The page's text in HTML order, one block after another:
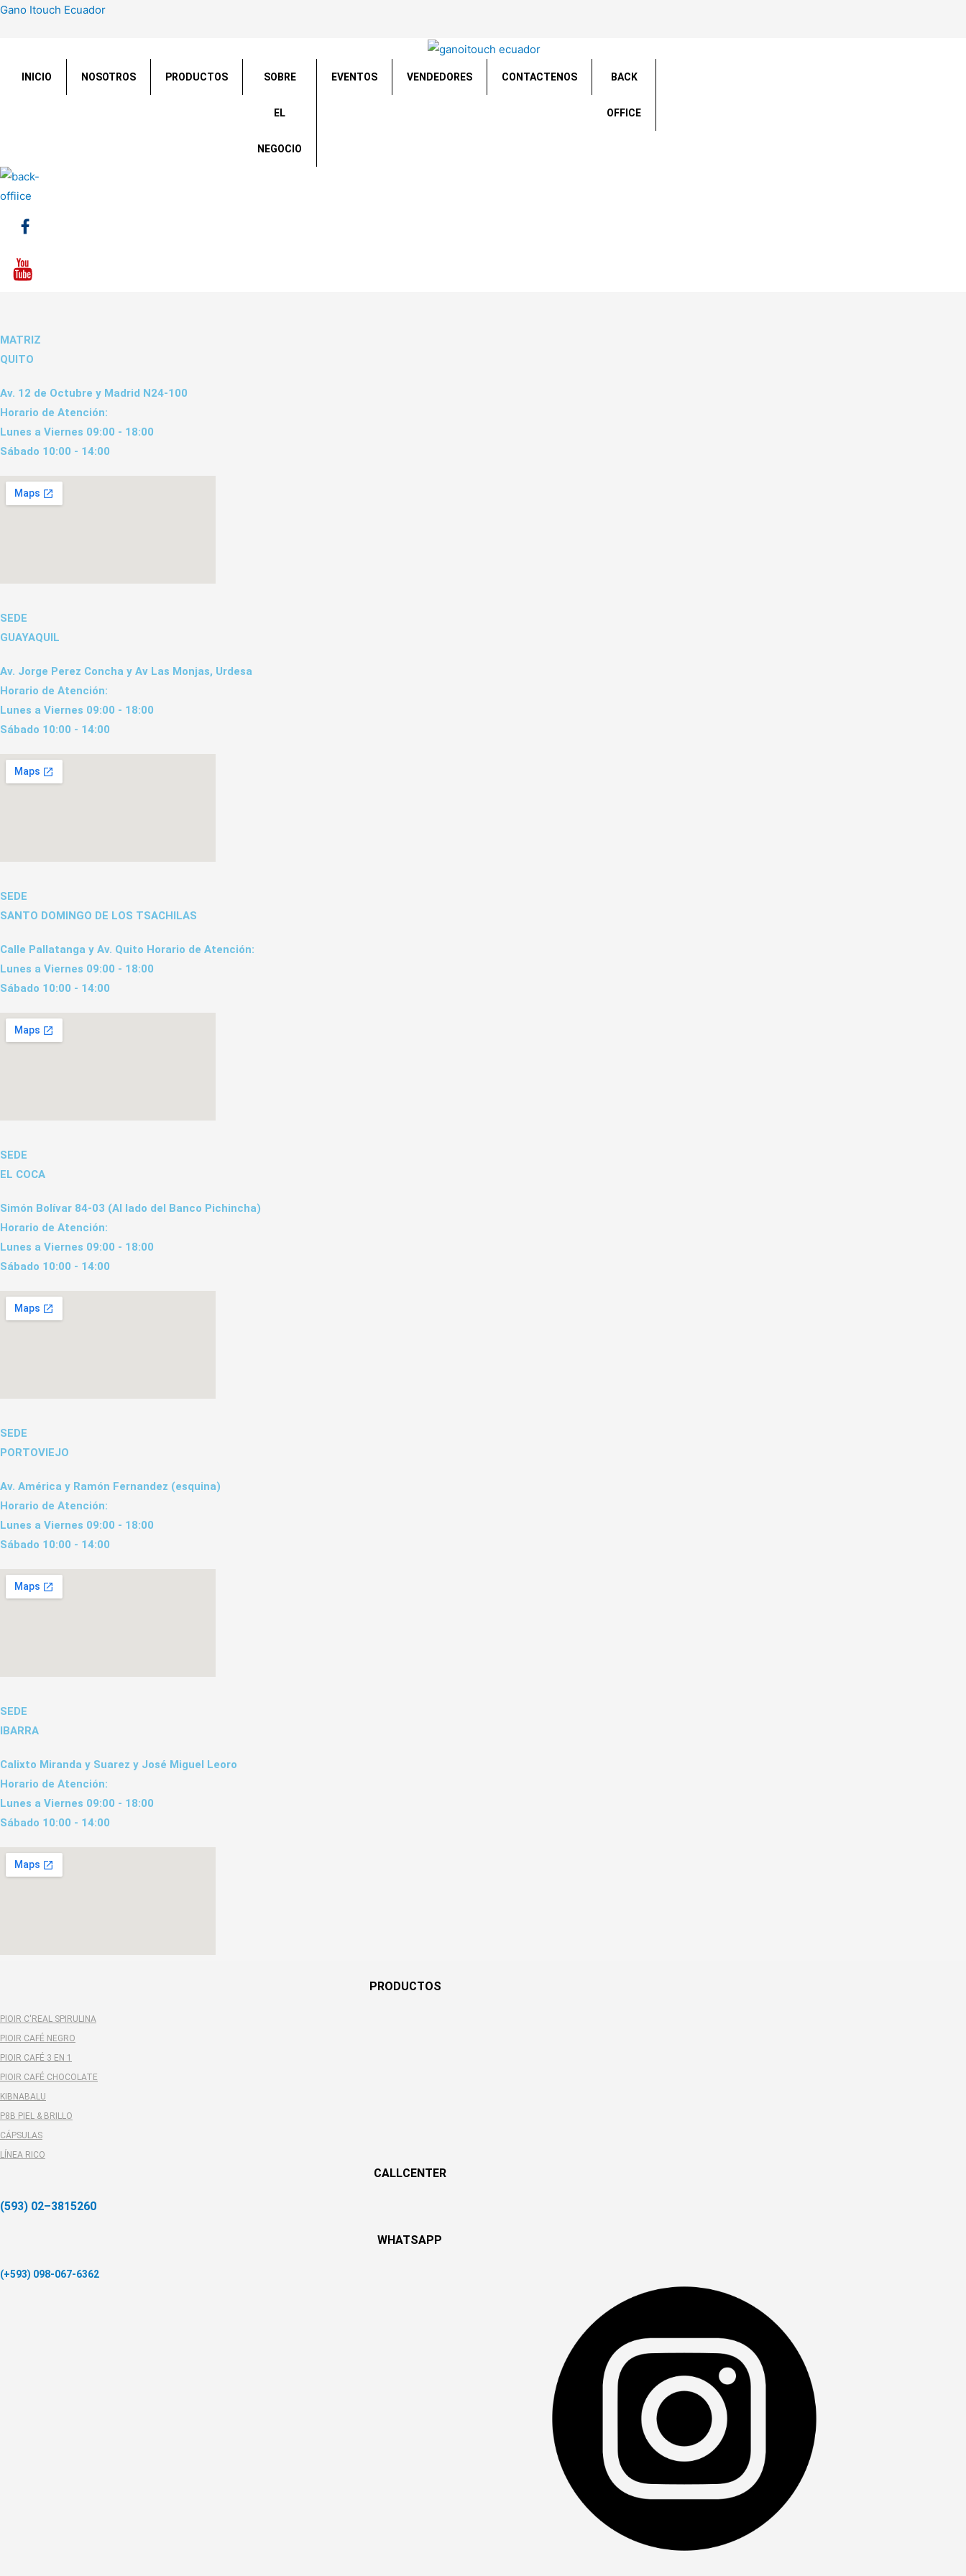
Gano Itouch Ecuador
INICIO NOSOTROS PRODUCTOS SOBRE
EL
NEGOCIO
EVENTOS VENDEDORES CONTACTENOS BACK
OFFICE
MATRIZ
QUITO
Av. 12 de Octubre y Madrid N24-100
Horario de Atención:
Lunes a Viernes 09:00 - 18:00
Sábado 10:00 - 14:00
SEDE
GUAYAQUIL
Av. Jorge Perez Concha y Av Las Monjas, Urdesa
Horario de Atención:
Lunes a Viernes 09:00 - 18:00
Sábado 10:00 - 14:00
SEDE
SANTO DOMINGO DE LOS TSACHILAS
Calle Pallatanga y Av. Quito Horario de Atención:
Lunes a Viernes 09:00 - 18:00
Sábado 10:00 - 14:00
SEDE
EL COCA
Simón Bolívar 84-03 (Al lado del Banco Pichincha)
Horario de Atención:
Lunes a Viernes 09:00 - 18:00
Sábado 10:00 - 14:00
SEDE
PORTOVIEJO
Av. América y Ramón Fernandez (esquina)
Horario de Atención:
Lunes a Viernes 09:00 - 18:00
Sábado 10:00 - 14:00
SEDE
IBARRA
Calixto Miranda y Suarez y José Miguel Leoro
Horario de Atención:
Lunes a Viernes 09:00 - 18:00
Sábado 10:00 - 14:00
PRODUCTOS
PIOIR C'REAL SPIRULINA
PIOIR CAFÉ NEGRO
PIOIR CAFÉ 3 EN 1
PIOIR CAFÉ CHOCOLATE
KIBNABALU
P8B PIEL & BRILLO
CÁPSULAS
LÍNEA RICO
CALLCENTER
(593) 02–3815260
WHATSAPP
(+593) 098-067-6362